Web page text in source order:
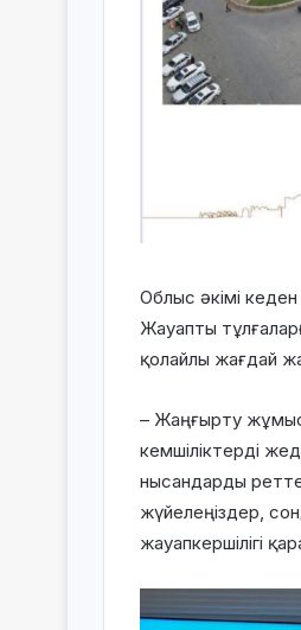
Облыс әкімі
Жауапты
қолайлы жағдай
– Жаңғырту
кемшіліктерді
нысандарды
жүйелеңіздер,
жауапкершілігі